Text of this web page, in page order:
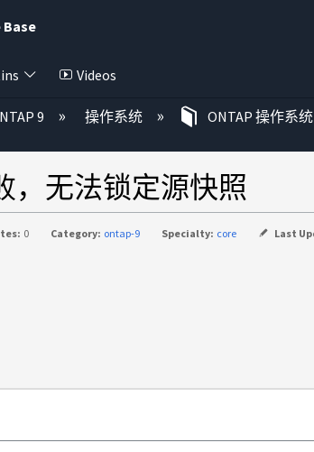
Videos
9 操作系统 ONTAP 操作系
，无法锁定源快照
0 Category: ontap-9 Specialty: core Last